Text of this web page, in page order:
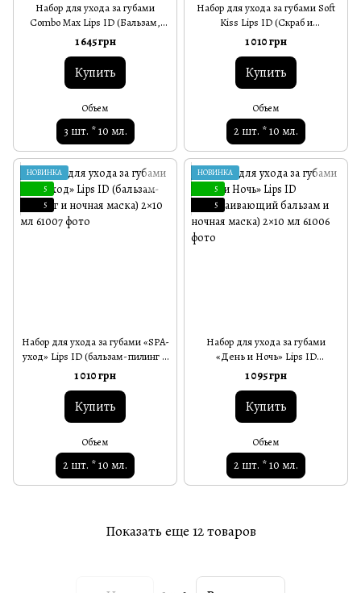
Набор для ухода за губами
Combo Max Lips ID (Бальзам,
плампер и скраб) 3×10 мл
1 645 грн
Купить
Объем
3 шт. * 10 мл.
Набор для ухода за губами Soft
Kiss Lips ID (Скраб и
успокаивающий бальзам) 2×10
1 010 грн
Купить
Объем
2 шт. * 10 мл.
НОВИНКА
5
5
Набор для ухода за губами «SPA-
уход» Lips ID (бальзам-пилинг и
ночная маска) 2×10 мл
1 010 грн
Купить
Объем
2 шт. * 10 мл.
НОВИНКА
5
5
Набор для ухода за губами
«День и Ночь» Lips ID
(успокаивающий бальзам и
ночная маска) 2×10 мл
1 095 грн
Купить
Объем
2 шт. * 10 мл.
Показать еще 12 товаров